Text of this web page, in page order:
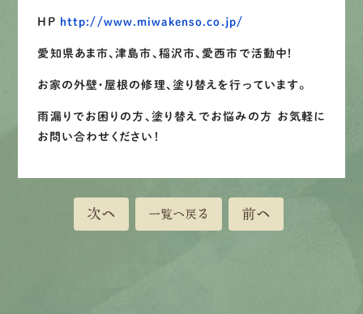
HP http://www.miwakenso.co.jp/
愛知県あま市、津島市、稲沢市、愛西市で活動中！
お家の外壁・屋根の修理、塗り替えを行っています。
雨漏りでお困りの方、塗り替えでお悩みの方 お気軽に
お問い合わせください！
次へ 一覧へ戻る 前へ